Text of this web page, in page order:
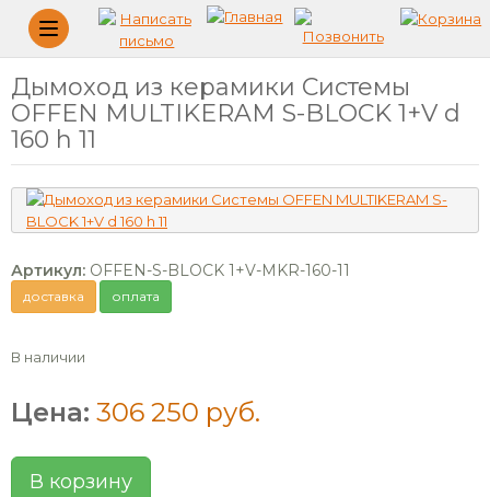
Меню
Дымоход из керамики Системы
OFFEN MULTIKERAM S-BLOCK 1+V d
160 h 11
Артикул: OFFEN-S-BLOCK 1+V-MKR-160-11
доставка оплата
В наличии
Цена: 306 250 руб.
В корзину